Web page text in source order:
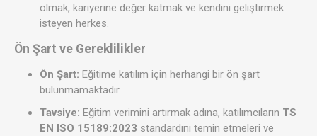
olmak, kariyerine değer katmak ve kendini geliştirmek
isteyen herkes.
Ön Şart ve Gereklilikler
Ön Şart: Eğitime katılım için herhangi bir ön şart
bulunmamaktadır.
Tavsiye: Eğitim verimini artırmak adına, katılımcıların TS
EN ISO 15189:2023 standardını temin etmeleri ve